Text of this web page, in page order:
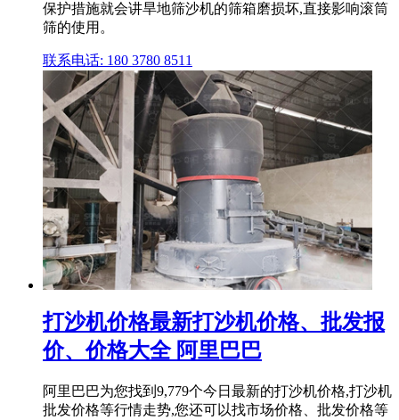
保护措施就会讲旱地筛沙机的筛箱磨损坏,直接影响滚筒
筛的使用。
联系电话: 180 3780 8511
打沙机价格最新打沙机价格、批发报
价、价格大全 阿里巴巴
阿里巴巴为您找到9,779个今日最新的打沙机价格,打沙机
批发价格等行情走势,您还可以找市场价格、批发价格等